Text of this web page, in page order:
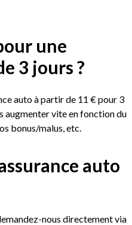
une
3 jours ?
auto à partir de 11 € pour 3
augmenter vite en fonction du
bonus/malus, etc.
auto
nous directement via